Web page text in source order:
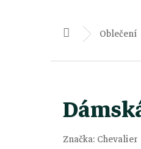
Domů Oblečení
Značka: Chevalier